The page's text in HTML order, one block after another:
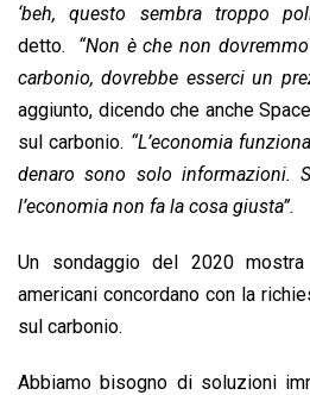
‘beh, questo sembra troppo
detto. “Non è che non
carbonio, dovrebbe esserci un
aggiunto, dicendo che anche
sul carbonio. “L’economia
denaro sono solo informazioni.
l’economia non fa la cosa giusta”.
Un sondaggio del 2020
americani concordano con la
sul carbonio.
Abbiamo bisogno di soluzioni